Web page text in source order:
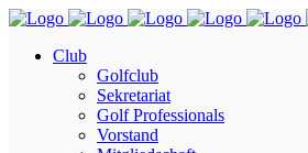
Club
Golfclub
Sekretariat
Golf Professionals
Vorstand